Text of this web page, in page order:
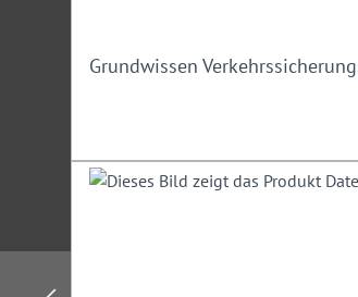
Grundwissen